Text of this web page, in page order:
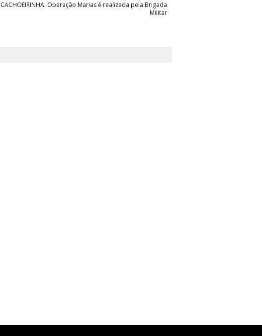
CACHOEIRINHA: Operação Marias é realizada pela Brigada
Militar